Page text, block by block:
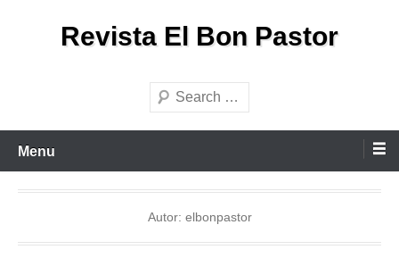
Revista El Bon Pastor
Search
Menu
Autor: elbonpastor